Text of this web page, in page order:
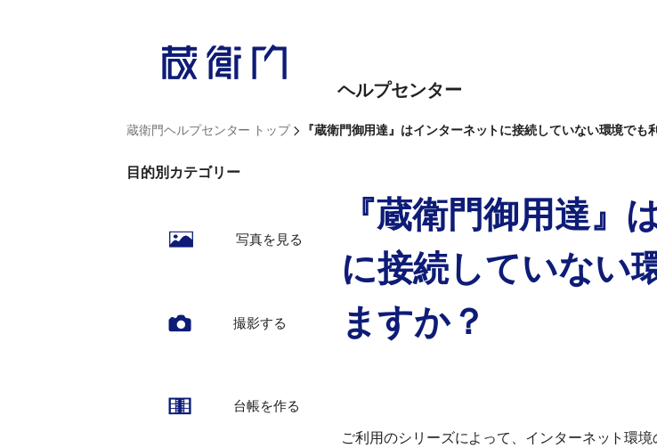
ヘルプセンター
蔵衛門ヘルプセンター トップ> 『蔵衛門御用達』はインターネットに接続していない環境でも
目的別カテゴリー
写真を見る
撮影する
台帳を作る
『蔵衛門御用達』
に接続していない
ますか？
ご利用のシリーズによって、インターネット環境